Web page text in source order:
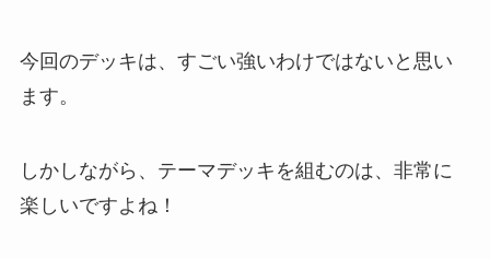
今回のデッキは、すごい強いわけではないと思い
ます。
しかしながら、テーマデッキを組むのは、非常に
楽しいですよね！